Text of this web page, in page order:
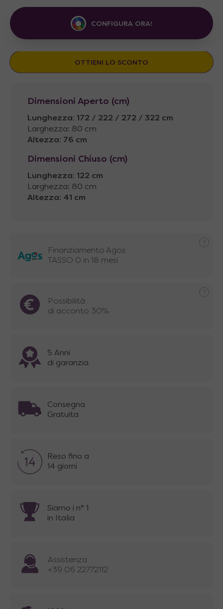
CONFIGURA ORA!
OTTIENI LO SCONTO
Dimensioni Aperto (cm)
Lunghezza: 172 / 222 / 272 / 322 cm
Larghezza: 80 cm
Altezza: 76 cm
Dimensioni Chiuso (cm)
Lunghezza: 122 cm
Larghezza: 80 cm
Altezza: 41 cm
Finanziamento Agos
TASSO 0 in 18 mesi
Possibilità
di acconto 30%
5 Anni
di garanzia
Consegna
Gratuita
Reso fino a
14 giorni
Siamo i n° 1
in Italia
Assistenza
+39 06 22772112